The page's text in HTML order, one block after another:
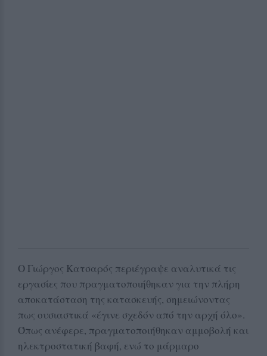
Ο Γιώργος Κατσαρός περιέγραψε αναλυτικά τις
εργασίες που πραγματοποιήθηκαν για την πλήρη
αποκατάσταση της κατασκευής, σημειώνοντας
πως ουσιαστικά «έγινε σχεδόν από την αρχή όλο».
Όπως ανέφερε, πραγματοποιήθηκαν αμμοβολή και
ηλεκτροστατική βαφή, ενώ το μάρμαρο